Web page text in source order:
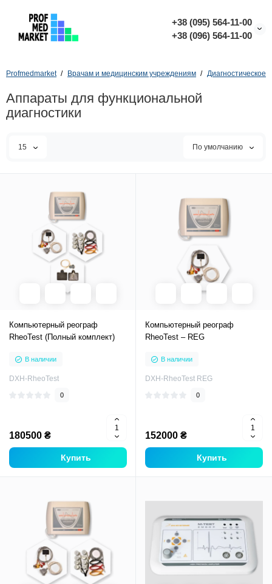
+38 (095) 564-11-00
+38 (096) 564-11-00
Profmedmarket Врачам и медицинским учреждениям Диагностическое
Аппараты для функциональной
диагностики
15 По умолчанию
Компьютерный реограф
RheoTest (Полный комплект)
В наличии
DXH-RheoTest
0
180500 ₴
Купить
Компьютерный реограф
RheoTest – REG
В наличии
DXH-RheoTest REG
0
152000 ₴
Купить